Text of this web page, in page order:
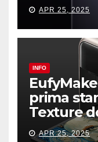
APR 25, 2025
INFO
prima
Texture
APR 25, 2025